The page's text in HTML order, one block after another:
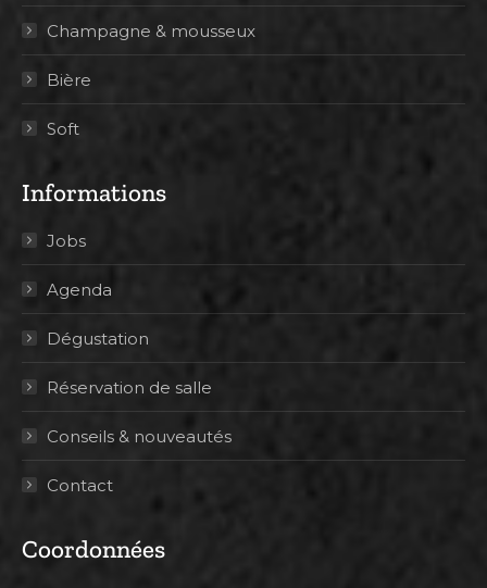
Champagne & mousseux
Bière
Soft
Informations
Jobs
Agenda
Dégustation
Réservation de salle
Conseils & nouveautés
Contact
Coordonnées